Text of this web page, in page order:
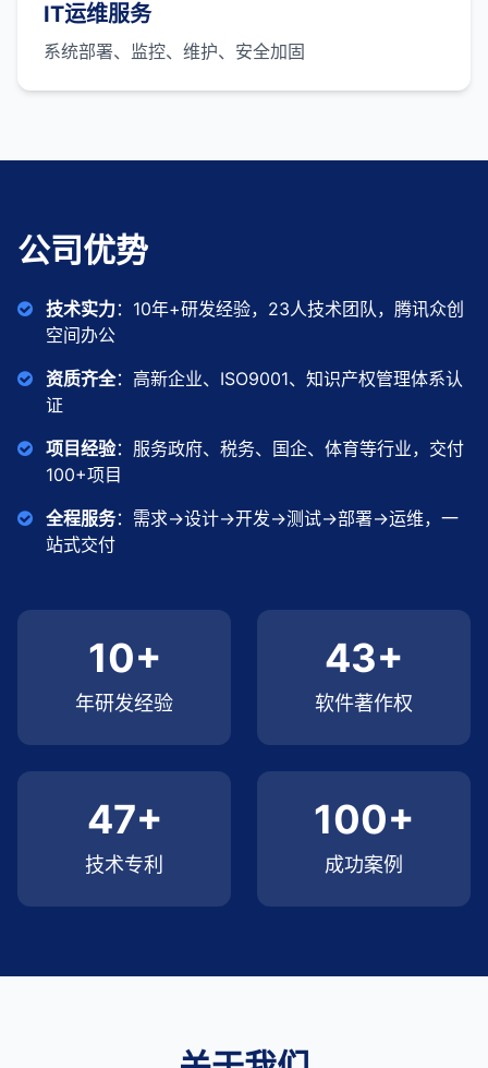
IT运维服务
系统部署、监控、维护、安全加固
公司优势
技术实力：10年+研发经验，23人技术团队，腾讯众创
空间办公
资质齐全：高新企业、ISO9001、知识产权管理体系认
证
项目经验：服务政府、税务、国企、体育等行业，交付
100+项目
全程服务：需求→设计→开发→测试→部署→运维，一
站式交付
10+
年研发经验
43+
软件著作权
47+
技术专利
100+
成功案例